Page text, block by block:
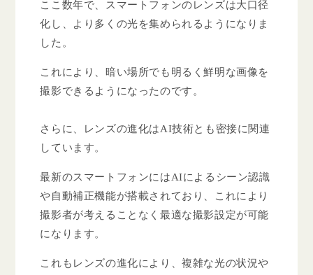
ここ数年で、スマートフォンのレンズは大口径
化し、より多くの光を集められるようになりま
した。
これにより、暗い場所でも明るく鮮明な画像を
撮影できるようになったのです。
さらに、レンズの進化はAI技術とも密接に関連
しています。
最新のスマートフォンにはAIによるシーン認識
や自動補正機能が搭載されており、これにより
撮影者が考えることなく最適な撮影設定が可能
になります。
これもレンズの進化により、複雑な光の状況や